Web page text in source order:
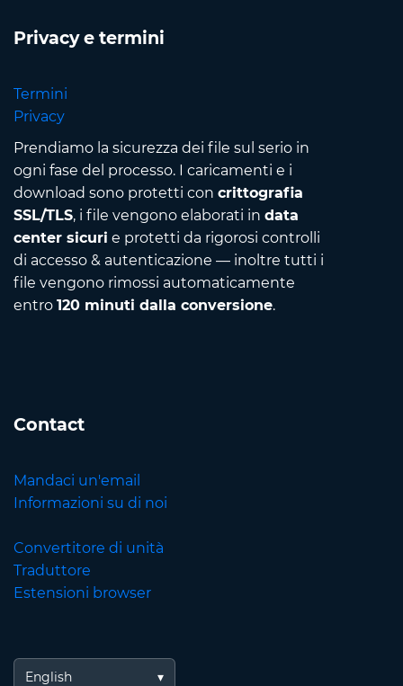
Privacy e termini
Termini
Privacy
Prendiamo la sicurezza dei file sul serio in
ogni fase del processo. I caricamenti e i
download sono protetti con crittografia
SSL/TLS, i file vengono elaborati in data
center sicuri e protetti da rigorosi controlli
di accesso & autenticazione — inoltre tutti i
file vengono rimossi automaticamente
entro 120 minuti dalla conversione.
Contact
Mandaci un'email
Informazioni su di noi
Convertitore di unità
Traduttore
Estensioni browser
English